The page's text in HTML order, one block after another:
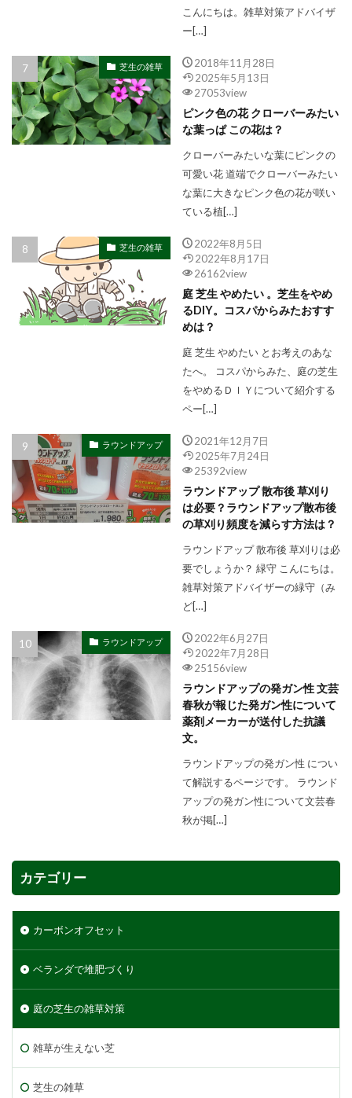
こんにちは。雑草対策アドバイザ
ー[…]
芝生の雑草
2018年11月28日
2025年5月13日
27053view
ピンク色の花 クローバーみたい
な葉っぱ この花は？
クローバーみたいな葉にピンクの
可愛い花 道端でクローバーみたい
な葉に大きなピンク色の花が咲い
ている植[…]
芝生の雑草
2022年8月5日
2022年8月17日
26162view
庭 芝生 やめたい 。芝生をやめ
るDIY。コスパからみたおすす
めは？
庭 芝生 やめたい とお考えのあな
たへ。 コスパからみた、庭の芝生
をやめるＤＩＹについて紹介する
ペー[…]
ラウンドアップ
2021年12月7日
2025年7月24日
25392view
ラウンドアップ 散布後 草刈り
は必要？ラウンドアップ散布後
の草刈り頻度を減らす方法は？
ラウンドアップ 散布後 草刈りは必
要でしょうか？ 緑守 こんにちは。
雑草対策アドバイザーの緑守（み
ど[…]
ラウンドアップ
2022年6月27日
2022年7月28日
25156view
ラウンドアップの発ガン性 文芸
春秋が報じた発ガン性について
薬剤メーカーが送付した抗議
文。
ラウンドアップの発ガン性 につい
て解説するページです。 ラウンド
アップの発ガン性について文芸春
秋が掲[…]
カテゴリー
カーボンオフセット
ベランダで堆肥づくり
庭の芝生の雑草対策
雑草が生えない芝
芝生の雑草